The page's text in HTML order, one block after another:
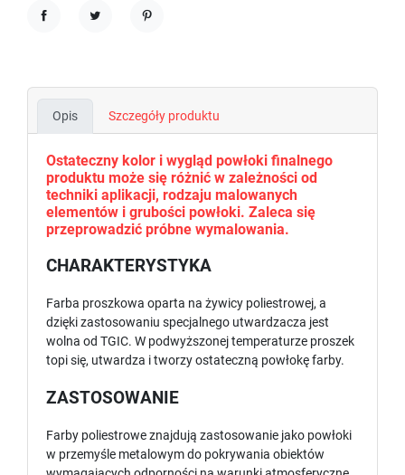
Opis Szczegóły produktu
Ostateczny kolor i wygląd powłoki finalnego
produktu może się różnić w zależności od
techniki aplikacji, rodzaju malowanych
elementów i grubości powłoki. Zaleca się
przeprowadzić próbne wymalowania.
CHARAKTERYSTYKA
Farba proszkowa oparta na żywicy poliestrowej, a
dzięki zastosowaniu specjalnego utwardzacza jest
wolna od TGIC. W podwyższonej temperaturze proszek
topi się, utwardza i tworzy ostateczną powłokę farby.
ZASTOSOWANIE
Farby poliestrowe znajdują zastosowanie jako powłoki
w przemyśle metalowym do pokrywania obiektów